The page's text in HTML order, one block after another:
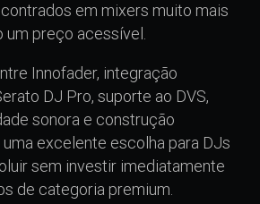
em mixers muito mais
um preço acessível.
Innofader, integração
DJ Pro, suporte ao DVS,
sonora e construção
excelente escolha para DJs
sem investir imediatamente
de categoria premium.